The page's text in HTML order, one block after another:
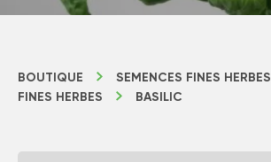
BOUTIQUE
SEMENCES FINES HERBES
FINES HERBES
BASILIC